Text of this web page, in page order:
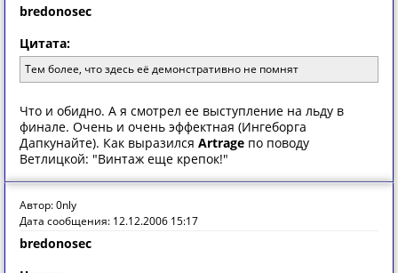
bredonosec
Цитата:
Тем более, что здесь её демонстративно не помнят
Что и обидно. А я смотрел ее выступление на льду в
финале. Очень и очень эффектная (Ингеборга
Дапкунайте). Как выразился Artrage по поводу
Ветлицкой: "Винтаж еще крепок!"
Автор: 0nly
Дата сообщения: 12.12.2006 15:17
bredonosec